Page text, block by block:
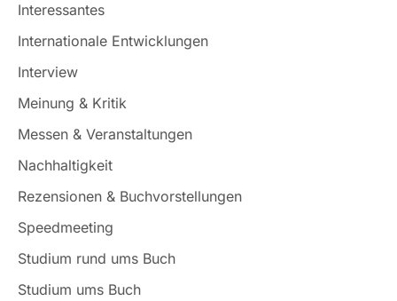
Interessantes
Internationale Entwicklungen
Interview
Meinung & Kritik
Messen & Veranstaltungen
Nachhaltigkeit
Rezensionen & Buchvorstellungen
Speedmeeting
Studium rund ums Buch
Studium ums Buch